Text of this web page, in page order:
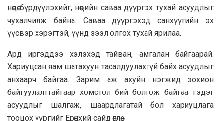
нөөцөө бүрдүүлэхийг, нөөцийн саваа дүүргэх тухай асуудлыг
чухалчилж байна. Саваа дүүргэхэд санхүүгийн эх
үүсвэр хэрэгтэй, үүнд зээл олгох тухай ярилаа.
Ард иргэддээ хэлэхэд тайван, амгалан байгаарай.
Хариуцсан яам шатахуун тасалдуулахгүй байх асуудлыг
анхаарч байгаа. Зарим аж ахуйн нэгжид зохион
байгуулалттайгаар хомстол бий болгож байгаа гэдэг
асуудлыг шалгаж, шаардлагатай бол хариуцлага
тооцох үүргийг Ерөнхий сайд өглөө.